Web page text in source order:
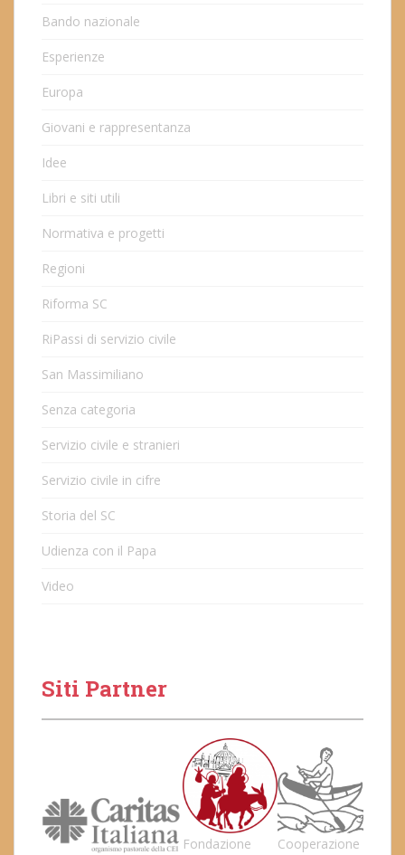
Bando nazionale
Esperienze
Europa
Giovani e rappresentanza
Idee
Libri e siti utili
Normativa e progetti
Regioni
Riforma SC
RiPassi di servizio civile
San Massimiliano
Senza categoria
Servizio civile e stranieri
Servizio civile in cifre
Storia del SC
Udienza con il Papa
Video
Siti Partner
Fondazione
Cooperazione